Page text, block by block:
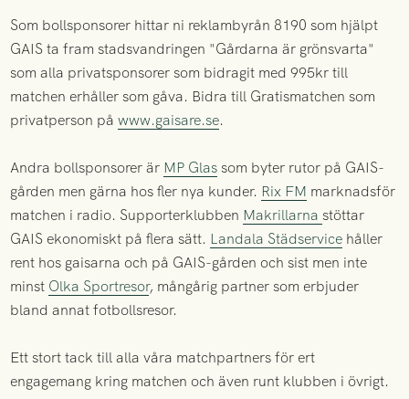
Som bollsponsorer hittar ni reklambyrån 8190 som hjälpt
GAIS ta fram stadsvandringen "Gårdarna är grönsvarta"
som alla privatsponsorer som bidragit med 995kr till
matchen erhåller som gåva. Bidra till Gratismatchen som
privatperson påwww.gaisare.se.
Andra bollsponsorer är MP Glas som byter rutor på GAIS-
gården men gärna hos fler nya kunder. Rix FM marknadsför
matchen i radio. Supporterklubben Makrillarna stöttar
GAIS ekonomiskt på flera sätt. Landala Städservice håller
rent hos gaisarna och på GAIS-gården och sist men inte
minst Olka Sportresor, mångårig partner som erbjuder
bland annat fotbollsresor.
Ett stort tack till alla våra matchpartners för ert
engagemang kring matchen och även runt klubben i övrigt.